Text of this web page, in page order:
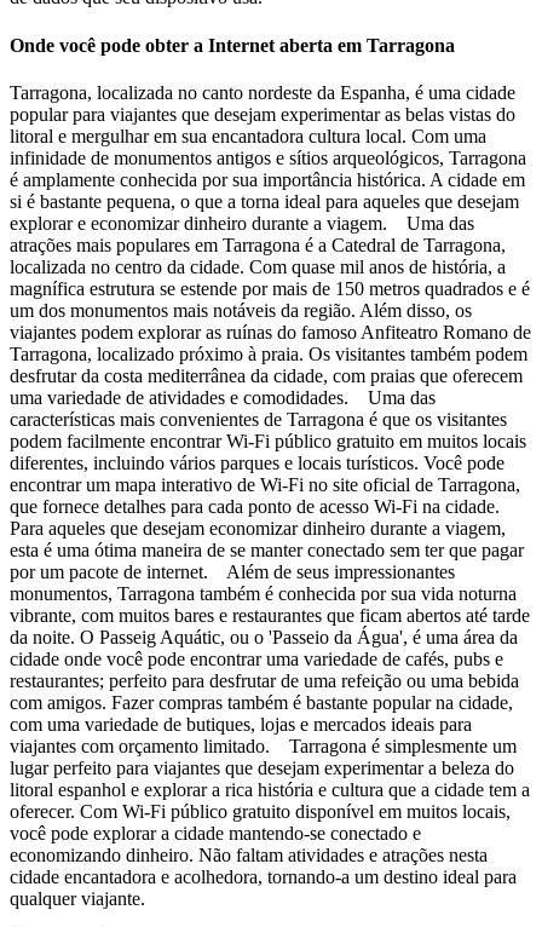
Onde você pode obter a Internet aberta em Tarragona
Tarragona, localizada no canto nordeste da Espanha, é uma cidade
popular para viajantes que desejam experimentar as belas vistas do
litoral e mergulhar em sua encantadora cultura local. Com uma
infinidade de monumentos antigos e sítios arqueológicos, Tarragona
é amplamente conhecida por sua importância histórica. A cidade em
si é bastante pequena, o que a torna ideal para aqueles que desejam
explorar e economizar dinheiro durante a viagem. Uma das
atrações mais populares em Tarragona é a Catedral de Tarragona,
localizada no centro da cidade. Com quase mil anos de história, a
magnífica estrutura se estende por mais de 150 metros quadrados e é
um dos monumentos mais notáveis da região. Além disso, os
viajantes podem explorar as ruínas do famoso Anfiteatro Romano de
Tarragona, localizado próximo à praia. Os visitantes também podem
desfrutar da costa mediterrânea da cidade, com praias que oferecem
uma variedade de atividades e comodidades. Uma das
características mais convenientes de Tarragona é que os visitantes
podem facilmente encontrar Wi-Fi público gratuito em muitos locais
diferentes, incluindo vários parques e locais turísticos. Você pode
encontrar um mapa interativo de Wi-Fi no site oficial de Tarragona,
que fornece detalhes para cada ponto de acesso Wi-Fi na cidade.
Para aqueles que desejam economizar dinheiro durante a viagem,
esta é uma ótima maneira de se manter conectado sem ter que pagar
por um pacote de internet. Além de seus impressionantes
monumentos, Tarragona também é conhecida por sua vida noturna
vibrante, com muitos bares e restaurantes que ficam abertos até tarde
da noite. O Passeig Aquátic, ou o 'Passeio da Água', é uma área da
cidade onde você pode encontrar uma variedade de cafés, pubs e
restaurantes; perfeito para desfrutar de uma refeição ou uma bebida
com amigos. Fazer compras também é bastante popular na cidade,
com uma variedade de butiques, lojas e mercados ideais para
viajantes com orçamento limitado. Tarragona é simplesmente um
lugar perfeito para viajantes que desejam experimentar a beleza do
litoral espanhol e explorar a rica história e cultura que a cidade tem a
oferecer. Com Wi-Fi público gratuito disponível em muitos locais,
você pode explorar a cidade mantendo-se conectado e
economizando dinheiro. Não faltam atividades e atrações nesta
cidade encantadora e acolhedora, tornando-a um destino ideal para
qualquer viajante.